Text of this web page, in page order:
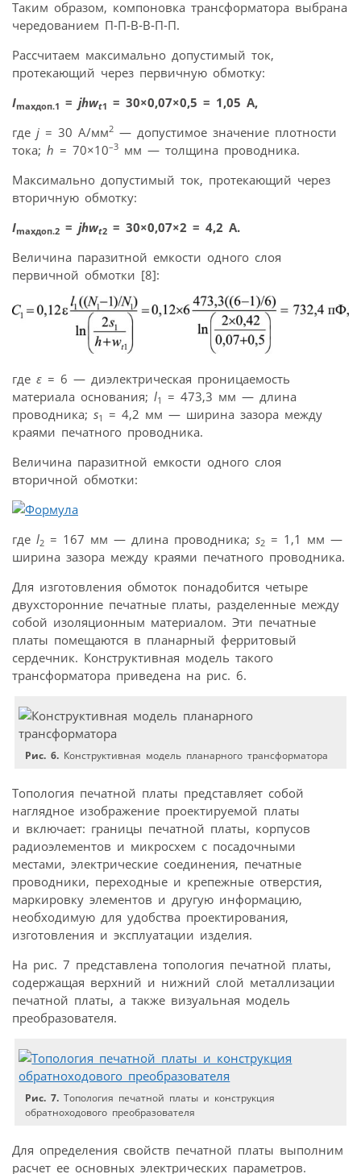
Таким образом, компоновка трансформатора выбрана
чередованием П‑П‑В‑В‑П‑П.
Рассчитаем максимально допустимый ток,
протекающий через первичную обмотку:
Imaxдоп.1 = jhwt1 = 30×0,07×0,5 = 1,05 А,
где j = 30 А/мм2 — допустимое значение плотности
тока; h = 70×10–3 мм — толщина проводника.
Максимально допустимый ток, протекающий через
вторичную обмотку:
Imaxдоп.2 = jhwt2 = 30×0,07×2 = 4,2 А.
Величина паразитной емкости одного слоя
первичной обмотки [8]:
где ε = 6 — диэлектрическая проницаемость
материала основания; l1
= 473,3 мм — длина
проводника; s1
= 4,2 мм — ширина зазора между
краями печатного проводника.
Величина паразитной емкости одного слоя
вторичной обмотки:
где l2 = 167 мм — длина проводника; s2 = 1,1 мм —
ширина зазора между краями печатного проводника.
Для изготовления обмоток понадобится четыре
двухсторонние печатные платы, разделенные между
собой изоляционным материалом. Эти печатные
платы помещаются в планарный ферритовый
сердечник. Конструктивная модель такого
трансформатора приведена на рис. 6.
Рис. 6. Конструктивная модель планарного трансформатора
Топология печатной платы представляет собой
наглядное изображение проектируемой платы
и включает: границы печатной платы, корпусов
радиоэлементов и микросхем с посадочными
местами, электрические соединения, печатные
проводники, переходные и крепежные отверстия,
маркировку элементов и другую информацию,
необходимую для удобства проектирования,
изготовления и эксплуатации изделия.
На рис. 7 представлена топология печатной платы,
содержащая верхний и нижний слой металлизации
печатной платы, а также визуальная модель
преобразователя.
Рис. 7. Топология печатной платы и конструкция
обратноходового преобразователя
Для определения свойств печатной платы выполним
расчет ее основных электрических параметров.